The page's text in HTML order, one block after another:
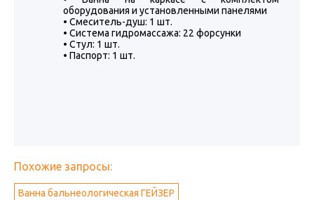
оборудования и установленными панелями
• Смеситель-душ: 1 шт.
• Система гидромассажа: 22 форсунки
• Стул: 1 шт.
• Паспорт: 1 шт.
Похожие запросы:
Ванна бальнеологическая ГЕЙЗЕР